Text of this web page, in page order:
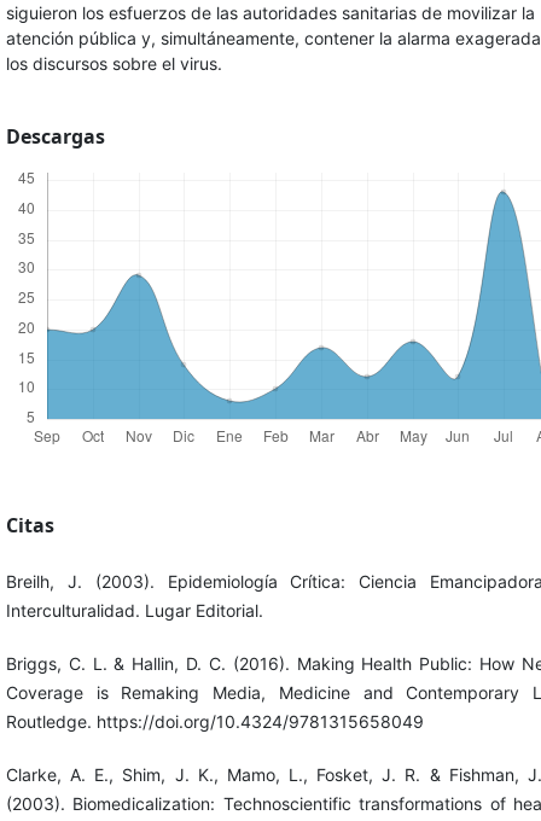
siguieron los esfuerzos de las autoridades sanitarias de movilizar la
atención pública y, simultáneamente, contener la alarma
los discursos sobre el virus.
Descargas
Citas
Breilh, J. (2003). Epidemiología Crítica: Ciencia
Interculturalidad. Lugar Editorial.
Briggs, C. L. & Hallin, D. C. (2016). Making Health Public: How
Coverage is Remaking Media, Medicine and Contemporary
Routledge. https://doi.org/10.4324/9781315658049
Clarke, A. E., Shim, J. K., Mamo, L., Fosket, J. R. & Fishman,
(2003). Biomedicalization: Technoscientific transformations of